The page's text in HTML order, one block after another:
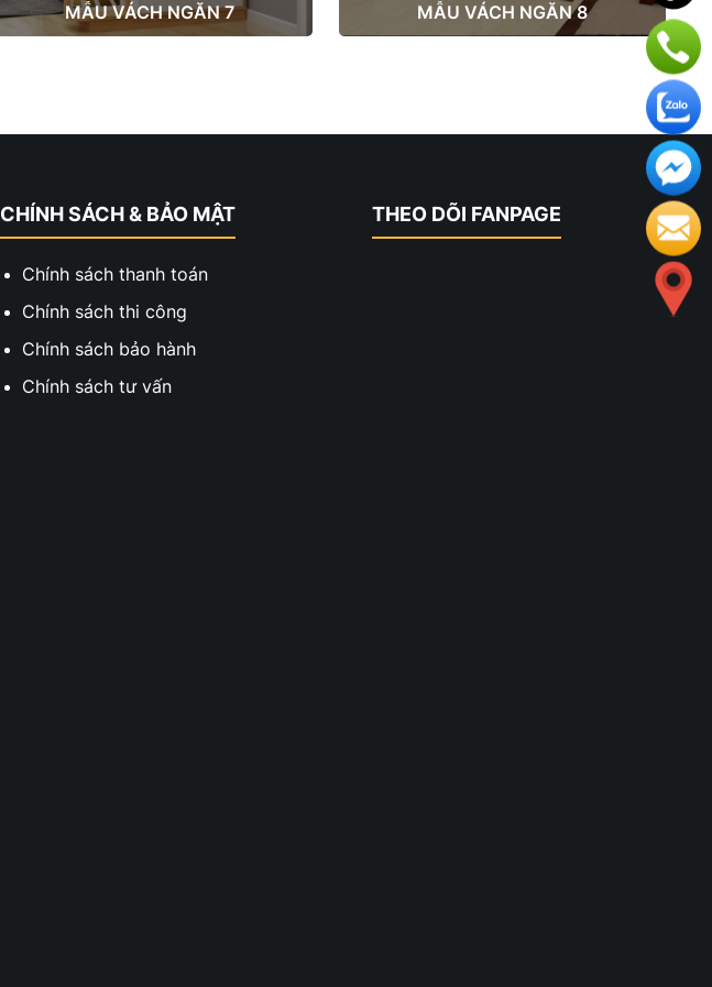
MẪU VÁCH NGĂN 7 MẪU VÁCH NGĂN 8
CHÍNH SÁCH & BẢO MẬT
Chính sách thanh toán
Chính sách thi công
Chính sách bảo hành
Chính sách tư vấn
THEO DÕI FANPAGE